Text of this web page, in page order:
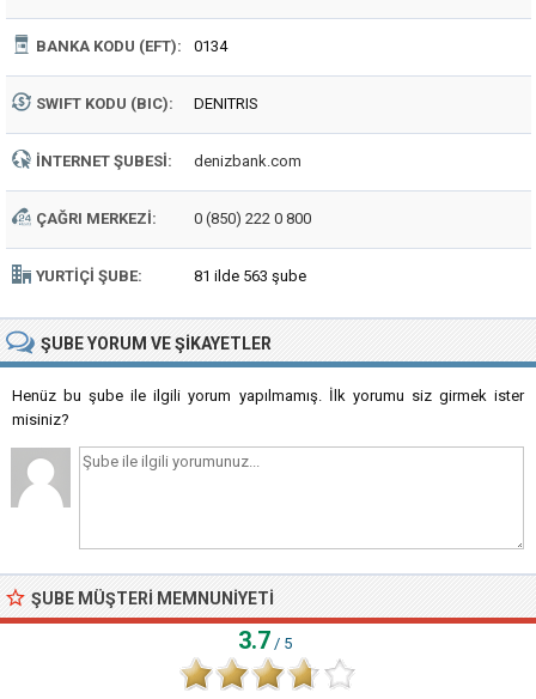
BANKA KODU (EFT): 0134
SWIFT KODU (BIC): DENITRIS
İNTERNET ŞUBESI: denizbank.com
ÇAĞRI MERKEZI: 0 (850) 222 0 800
YURTIÇI ŞUBE: 81 ilde 563 şube
ŞUBEYORUM VE ŞIKAYETLER
Henüz bu şube ile ilgili yorum yapılmamış. İlk yorumu siz girmek ister
misiniz?
ŞUBE MÜŞTERI MEMNUNIYETI
3.7 / 5